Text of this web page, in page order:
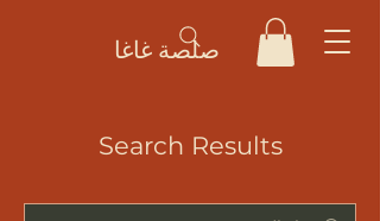
صلصة غاغا
Search Results